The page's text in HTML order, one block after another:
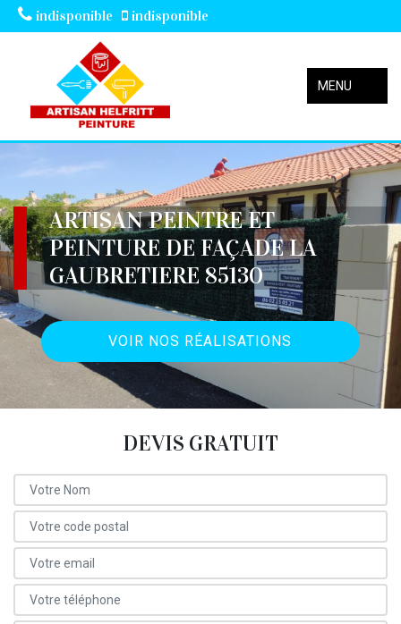
indisponible indisponible
MENU
ARTISAN PEINTRE ET
PEINTURE DE FAÇADE LA
GAUBRETIERE 85130
VOIR NOS RÉALISATIONS
DEVIS GRATUIT